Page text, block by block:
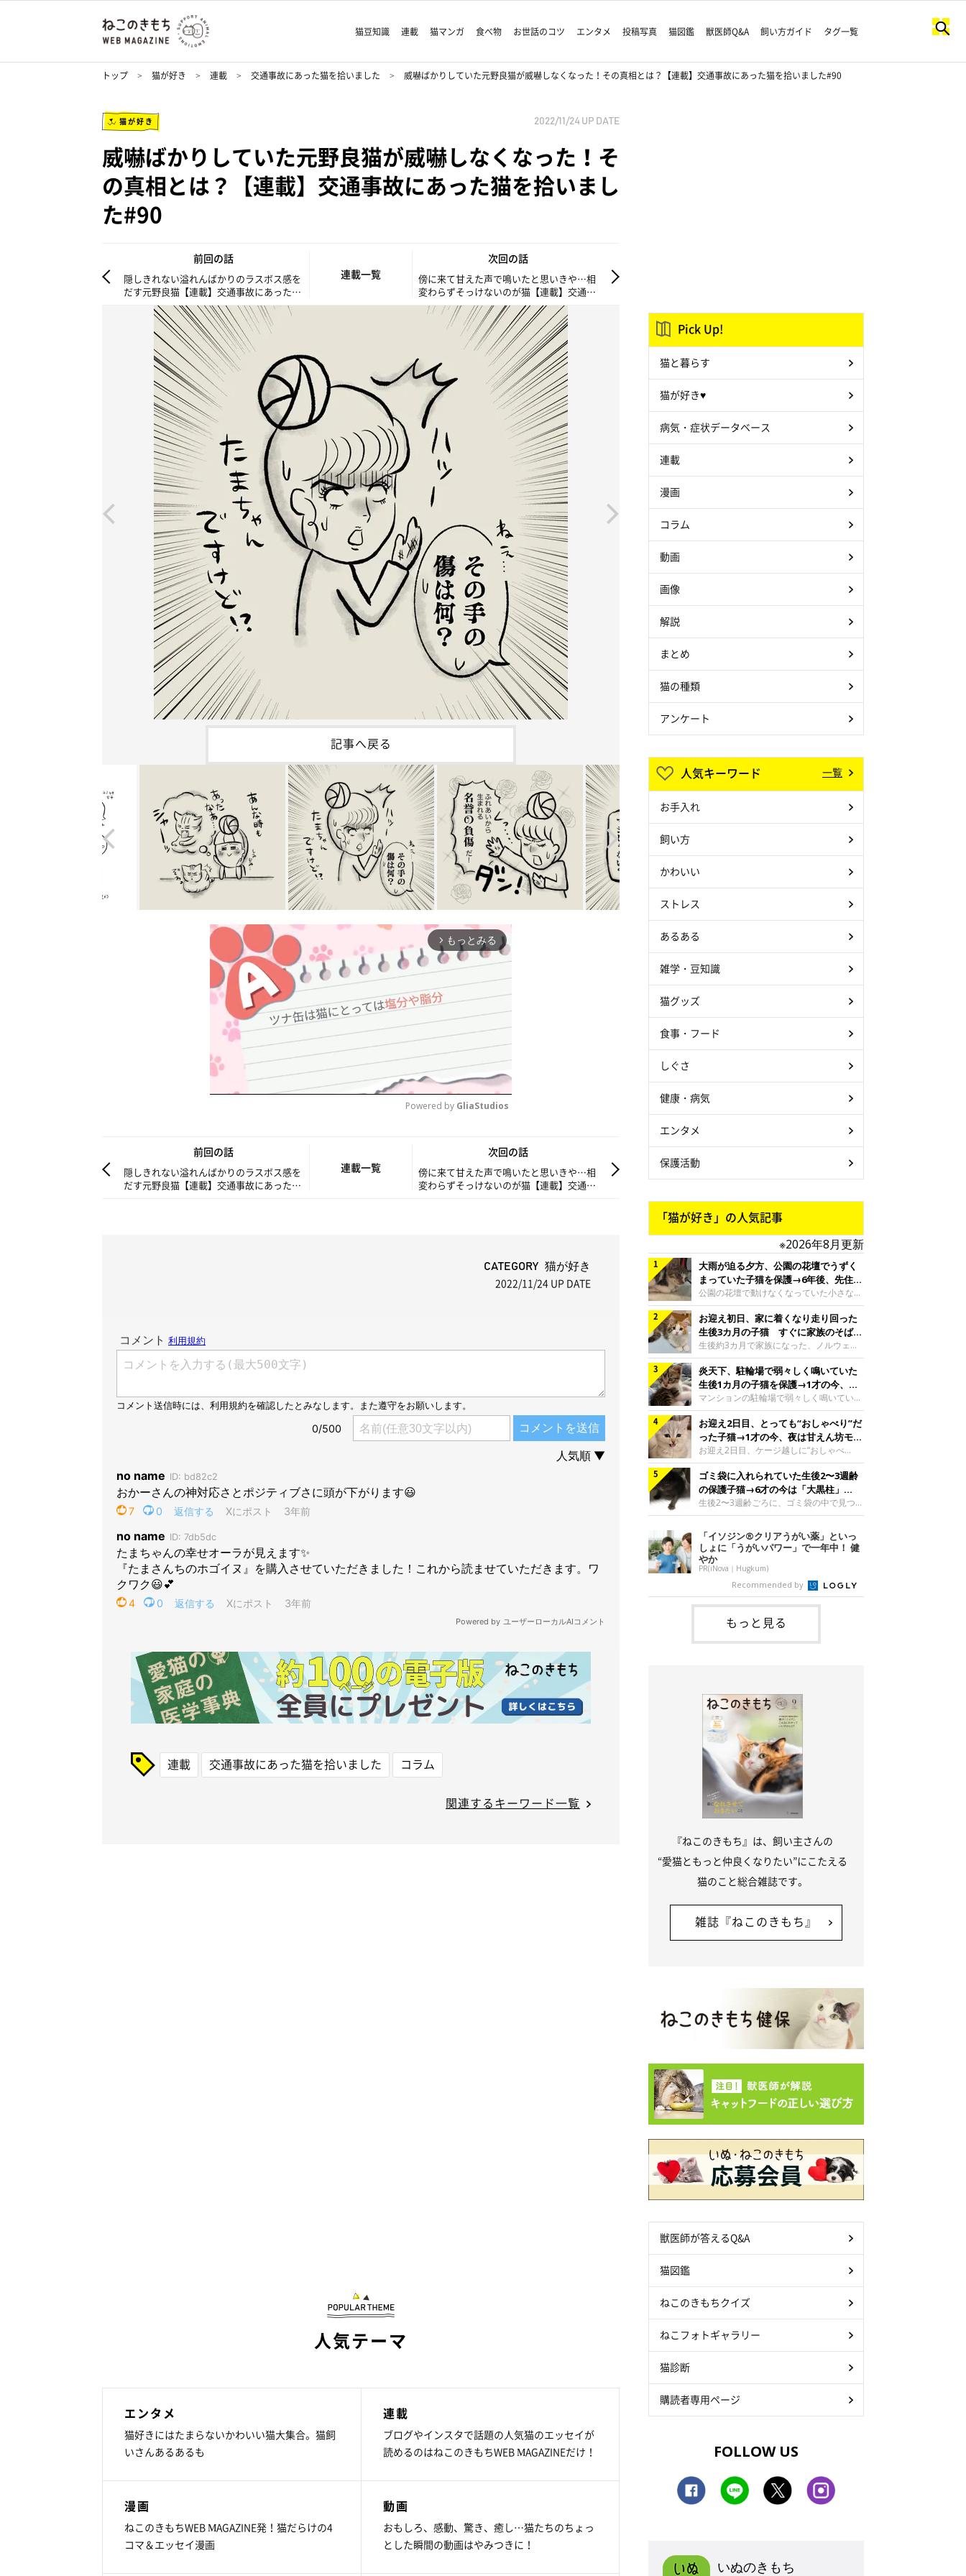
猫豆知識 連載 猫マンガ 食べ物 お世話のコツ エンタメ 投稿写真 猫図鑑 獣医師Q&A 飼い方ガイド タグ一覧
トップ 猫が好き 連載 交通事故にあった猫を拾いました 威嚇ばかりしていた元野良猫が威嚇しなくなった！その真相とは？【連載】交通事故にあった猫を拾いました#90
猫が好き 2022/11/24 UP DATE
威嚇ばかりしていた元野良猫が威嚇しなくなった！そ
の真相とは？【連載】交通事故にあった猫を拾いまし
た#90
前回の話
隠しきれない溢れんばかりのラスボス感を
だす元野良猫【連載】交通事故にあった猫
を拾いました#89
連載一覧
次回の話
傍に来て甘えた声で鳴いたと思いきや…相
変わらずそっけないのが猫【連載】交通事
故にあった猫を拾いました#91
記事へ戻る
arrow_forward_ios もっとみる
u
t
Powered by GliaStudios
前回の話
隠しきれない溢れんばかりのラスボス感を
だす元野良猫【連載】交通事故にあった猫
連載一覧
次回の話
傍に来て甘えた声で鳴いたと思いきや…相
変わらずそっけないのが猫【連載】交通事
CATEGORY 猫が好き
2022/11/24 UP DATE
連載 交通事故にあった猫を拾いました コラム
関連するキーワード一覧
人気テーマ
エンタメ
猫好きにはたまらないかわいい猫大集合。猫飼
いさんあるあるも
連載
ブログやインスタで話題の人気猫のエッセイが
読めるのはねこのきもちWEB MAGAZINEだけ！
漫画
ねこのきもちWEB MAGAZINE発！猫だらけの4
コマ＆エッセイ漫画
動画
おもしろ、感動、驚き、癒し…猫たちのちょっ
とした瞬間の動画はやみつきに！
Pick Up!
猫と暮らす
猫が好き♥
病気・症状データベース
連載
漫画
コラム
動画
画像
解説
まとめ
猫の種類
アンケート
人気キーワード 一覧
お手入れ
飼い方
かわいい
ストレス
あるある
雑学・豆知識
猫グッズ
食事・フード
しぐさ
健康・病気
エンタメ
保護活動
「猫が好き」の人気記事
※2026年8月更新
大雨が迫る夕方、公園の花壇でうずく
まっていた子猫を保護→6年後、先住猫
と“姉妹”のような関係に
公園の花壇で動けなくなっていた小さな子
猫。家族に迎えられてから6年、先住猫と
の間には深い絆が育まれていました。保護
当時のティダちゃん。
@muumuu62197189紹介するのは、
X（旧Twitter）ユーザー
@muumuu62197189さんの愛猫・ティダ
ちゃん（取材時6才）の成長記録です。こ
ちらは、生後3カ月ごろのティダちゃん。
飼い主さんが出会ったのは、夜から大雨に
なると予報されていた日の夕方でした。花
壇で動けずにいた子猫保護したばかりのテ
ィダちゃん。@muumuu62197189飼い主
さんは、公園の
お迎え初日、家に着くなり走り回った
生後3カ月の子猫 すぐに家族のそばで
落ち着く姿に「迎えてよかった」
生後約3カ月で家族になった、ノルウェー
ジャンフォレストキャットの子猫。お迎え
翌日には、すでに家でくつろぐ様子を見せ
ていました。お迎え翌日、ベッドでうとう
とするむうちゃんお迎え翌日のむうちゃ
ん。@umimugi0304紹介するのは、
Instagramユーザー@umimugi0304さんの
愛猫・むうちゃん（撮影時、生後約3カ月
／ノルウェージャンフォレストキャッ
ト）。こちらは、お迎え翌日に撮影された
一枚。ゴハンをお腹いっぱい食べたむうち
ゃんは眠くなり、飼い主さん夫婦のベッド
でうとうとし始めたのだとか。飼い主さ
炎天下、駐輪場で弱々しく鳴いていた
生後1カ月の子猫を保護→1才の今、筋
肉質でツンデレなコに成長
マンションの駐輪場で弱々しく鳴いてい
た、生後1カ月ほどの子猫。家族に迎えら
れてから1年、体も行動も大きく成長しま
した。炎天下の駐輪場で鳴いていた小さな
子猫保護当時のモモちゃん。@Kingponzu
紹介するのは、X（旧Twitter）ユーザー
@Kingponzuさんの愛猫・モモちゃん（取
材時1才）の成長記録です。こちらは、モ
モちゃんが生後1カ月ごろに撮影された一
枚。飼い主さんの自宅マンションの駐輪場
です。子猫時代のモモちゃん。
@Kingponzuその日は気温が35℃を
お迎え2日目、とっても“おしゃべり”だ
った子猫→1才の今、夜は甘えん坊モー
ドになるコに成長！
お迎え2日目、ケージ越しに“おしゃべ
り”する姿を見せていた子猫。1才になった
今も見せる愛らしい姿にキュンとします。
お迎え2日目、ケージ越しに何かを伝える
ももちゃん“おしゃべり”なももちゃん。
@poocoonyan紹介するのは、Instagram
ユーザー@poocoonyanさんの愛猫・もも
ちゃん（取材時1才／マンチカン）です。
こちらの動画は、ももちゃんが生後2カ月
を過ぎたころ、お迎え2日目に撮影された
もの。新しい環境にゆっくり慣れてもらう
ため、当時はケージの中で過ごしていまし
た。鳴いてアピールするももち
ゴミ袋に入れられていた生後2〜3週齢
の保護子猫→6才の今は「大黒柱」
に！ 美しい黒猫に成長した姿にグッ
とくる
生後2〜3週齢ごろに、ゴミ袋の中で見つか
った小さな命。ミルクから育てられたその
子猫は今、家族に欠かせない存在へと成長
しました。ゴミ袋の中で見つかった、ミニ
モグラのような子猫よちよち歩きをしてい
たころの、生後2〜3週齢ごろのドンちゃ
ん。@doddou_1今回紹介するのは、
X（旧Twitter）ユーザー@doddou_1さん
の愛猫・ドンちゃん（取材時、推定6才／
本名：ドミトリー・ドンスコイ）。ドンち
ゃんは、保護猫でした。ドンちゃんが見つ
かったのは、飼い主さんの姉の勤め先の敷
「イソジン®クリアうがい薬」といっ
しょに「うがいパワー」で一年中！ 健
やか
PR(iNova｜Hugkum)
Recommended by
もっと見る
『ねこのきもち』は、飼い主さんの
“愛猫ともっと仲良くなりたい”にこたえる
猫のこと総合雑誌です。
雑誌『ねこのきもち』
獣医師が答えるQ&A
猫図鑑
ねこのきもちクイズ
ねこフォトギャラリー
猫診断
購読者専用ページ
FOLLOW US
いぬのきもち